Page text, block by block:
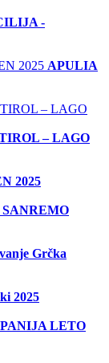
-
APULIA
– LAGO
2025
SANREMO
Grčka
2025
LETO